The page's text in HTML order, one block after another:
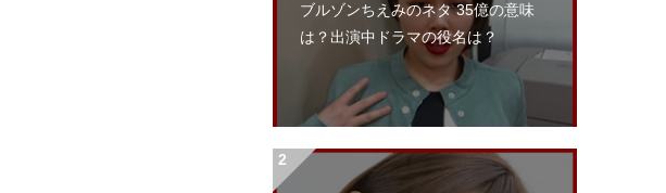
ブルゾンちえみのネタ 35億の意味
は？出演中ドラマの役名は？